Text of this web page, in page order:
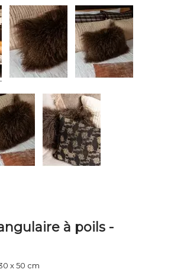
à poils -
x 50 cm